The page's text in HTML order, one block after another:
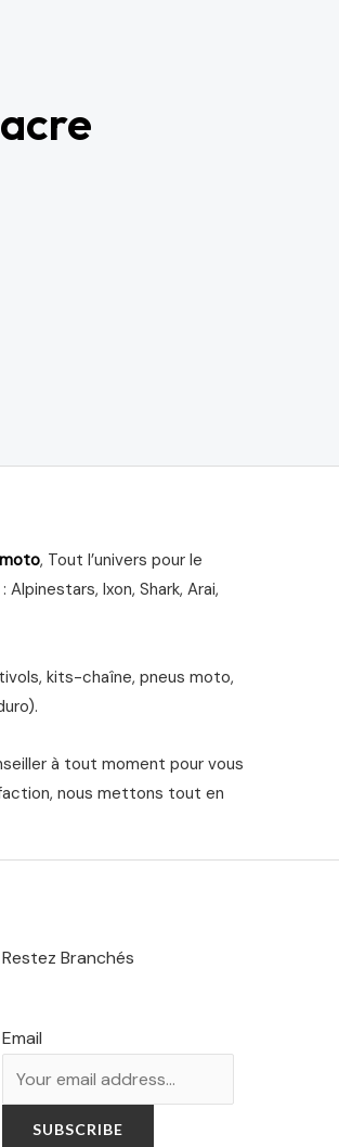
, Tout l’univers pour le
Ixon, Shark, Arai,
kits-chaîne, pneus moto,
à tout moment pour vous
nous mettons tout en
Restez Branchés
Email
SUBSCRIBE